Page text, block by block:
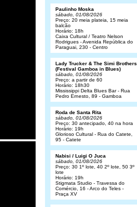
Paulinho Moska
sábado, 01/08/2026
Preço: 20 meia plateia, 15 meia
balcão
Horário: 18h
Caixa Cultural / Teatro Nelson
Rodrigues - Avenida República do
Paraguai, 230 - Centro
Lady Trucker & The Simi Brothers
(Festival Gamboa in Blues)
sábado, 01/08/2026
Preço: a partir de 60
Horário: 18h30
Mississippi Delta Blues Bar - Rua
Pedro Ernesto, 89 - Gamboa
Roda de Santa Rita
sábado, 01/08/2026
Preço: 30 antecipado, 40 na hora
Horário: 19h
Glorioso Cultural - Rua do Catete,
95 - Catete
Nabisi / Luigi O Juca
sábado, 01/08/2026
Preço: 30 1º lote, 40 2º lote, 50 3º
lote
Horário: 19h
Stigmata Studio - Travessa do
Comércio, 16 - Arco do Teles -
Praça XV